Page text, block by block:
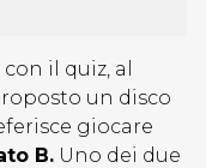
il quiz, al
un disco
giocare
B. Uno dei due